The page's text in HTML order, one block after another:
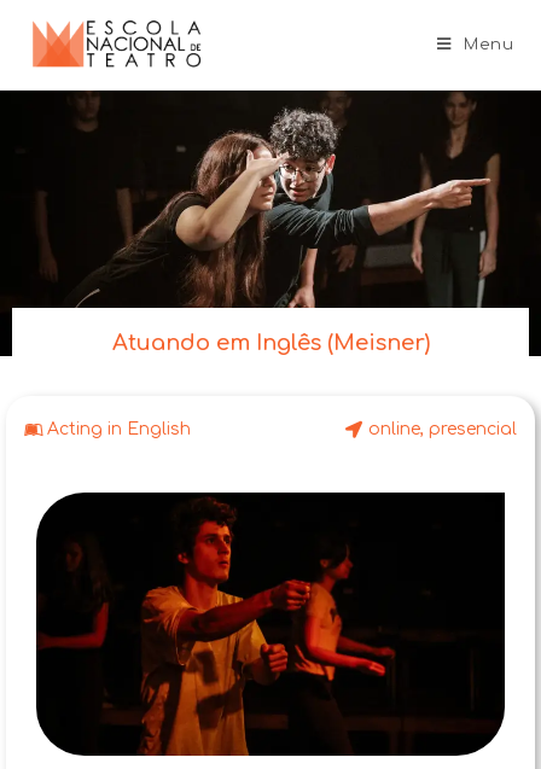
Menu
Atuando em Inglês (Meisner)
Acting in English online, presencial